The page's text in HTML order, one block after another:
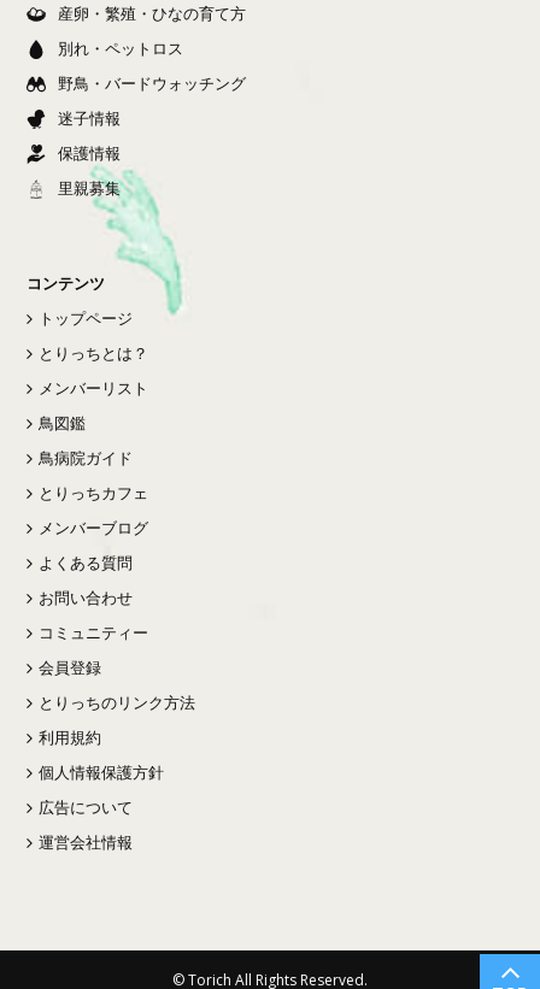
産卵・繁殖・ひなの育て方
別れ・ペットロス
野鳥・バードウォッチング
迷子情報
保護情報
里親募集
コンテンツ
トップページ
とりっちとは？
メンバーリスト
鳥図鑑
鳥病院ガイド
とりっちカフェ
メンバーブログ
よくある質問
お問い合わせ
コミュニティー
会員登録
とりっちのリンク方法
利用規約
個人情報保護方針
広告について
運営会社情報
© Torich All Rights Reserved.